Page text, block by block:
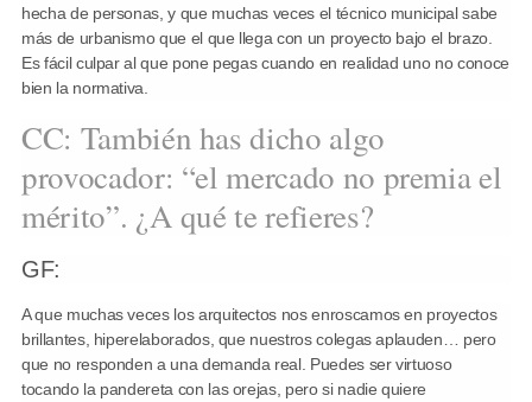
hecha de personas, y que muchas veces el técnico municipal sabe
más de urbanismo que el que llega con un proyecto bajo el brazo.
Es fácil culpar al que pone pegas cuando en realidad uno no conoce
bien la normativa.
CC: También has dicho algo
provocador: “el mercado no premia el
mérito”. ¿A qué te refieres?
GF:
A que muchas veces los arquitectos nos enroscamos en proyectos
brillantes, hiperelaborados, que nuestros colegas aplauden… pero
que no responden a una demanda real. Puedes ser virtuoso
tocando la pandereta con las orejas, pero si nadie quiere